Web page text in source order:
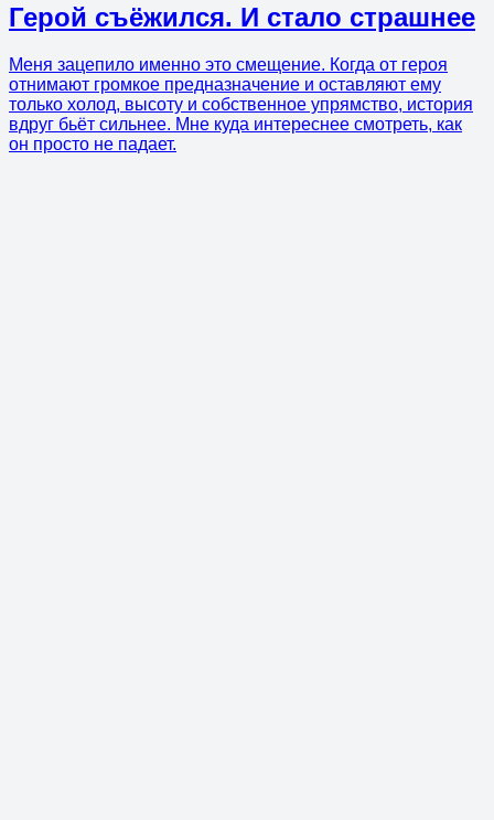
Герой съёжился. И стало страшнее
Меня зацепило именно это смещение. Когда от героя
отнимают громкое предназначение и оставляют ему
только холод, высоту и собственное упрямство, история
вдруг бьёт сильнее. Мне куда интереснее смотреть, как
он просто не падает.